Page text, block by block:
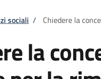
di pane
sociali / Chiedere la
la